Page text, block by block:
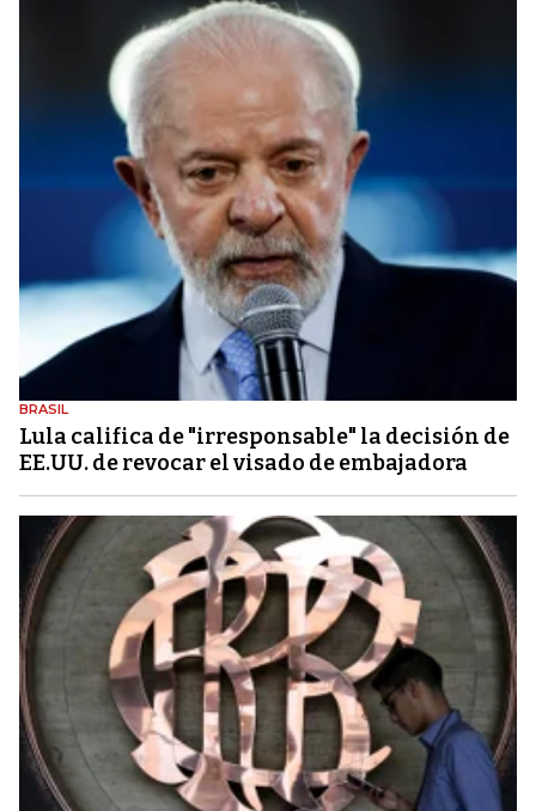
BRASIL
Lula califica de "irresponsable" la decisión de
EE.UU. de revocar el visado de embajadora